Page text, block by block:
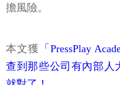
擔風險。
本文獲 「PressPlay
查到那些公司有內部人